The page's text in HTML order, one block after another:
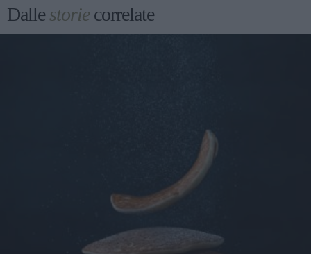
Dallestoriecorrelate